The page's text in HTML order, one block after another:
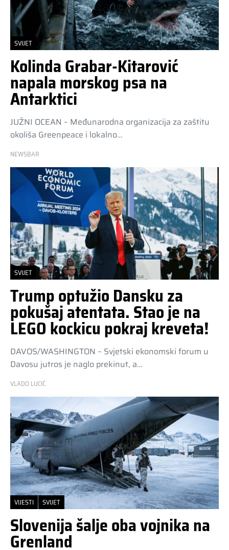
SVIJET
Kolinda Grabar-Kitarović
napala morskog psa na
Antarktici
JUŽNI OCEAN – Međunarodna organizacija za zaštitu
okoliša Greenpeace i lokalno…
NEWSBAR
SVIJET
Trump optužio Dansku za
pokušaj atentata. Stao je na
LEGO kockicu pokraj kreveta!
DAVOS/WASHINGTON – Svjetski ekonomski forum u
Davosu jutros je naglo prekinut, a…
VLADO LUCIĆ
VIJESTI SVIJET
Slovenija šalje oba vojnika na
Grenland